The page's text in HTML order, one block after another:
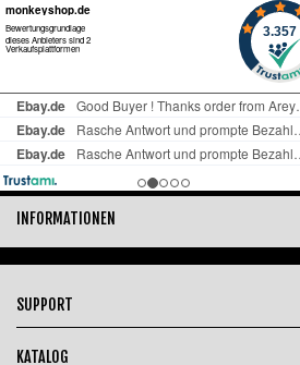
INFORMATIONEN
SUPPORT
KATALOG